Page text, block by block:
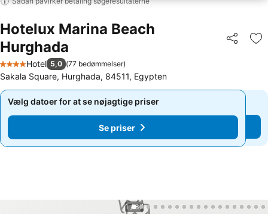
Hotelux Marina Beach
Hurghada
Del
4 Stjerner
Hotel 5,0 (77 bedømmelser)
Sakala Square, Hurghada, 84511, Egypten
Vælg datoer for at se nøjagtige priser
Se priser
Vælg datoer for at se nøjagtige priser
Se priser
1 / 37